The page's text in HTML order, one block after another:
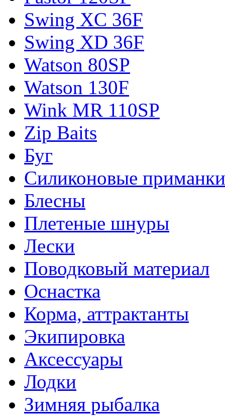
Swing XC 36F
Swing XD 36F
Watson 80SP
Watson 130F
Wink MR 110SP
Zip Baits
Буг
Силиконовые приманки
Блесны
Плетеные шнуры
Лески
Поводковый материал
Оснастка
Корма, аттрактанты
Экипировка
Аксессуары
Лодки
Зимняя рыбалка